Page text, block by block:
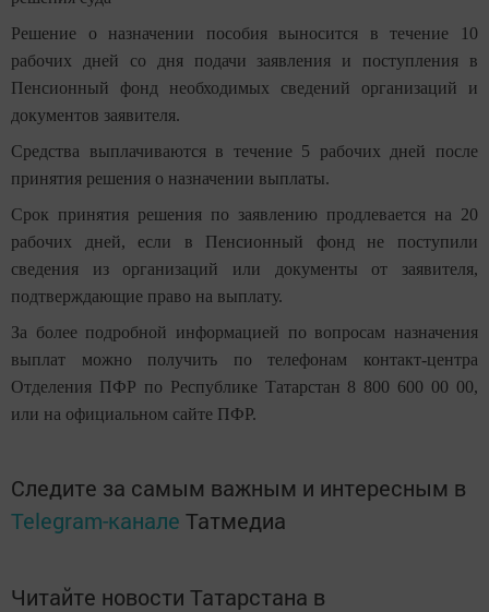
Решение о назначении пособия выносится в течение 10
рабочих дней со дня подачи заявления и поступления в
Пенсионный фонд необходимых сведений организаций и
документов заявителя.
Средства выплачиваются в течение 5 рабочих дней после
принятия решения о назначении выплаты.
Срок принятия решения по заявлению продлевается на 20
рабочих дней, если в Пенсионный фонд не поступили
сведения из организаций или документы от заявителя,
подтверждающие право на выплату.
За более подробной информацией по вопросам назначения
выплат можно получить по телефонам контакт-центра
Отделения ПФР по Республике Татарстан 8 800 600 00 00,
или на официальном сайте ПФР.
Следите за самым важным и интересным в
Telegram-канале Татмедиа
Читайте новости Татарстана в